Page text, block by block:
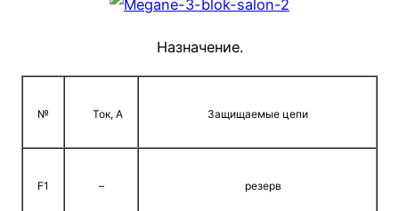
Назначение.
№ Ток, А Защищаемые цепи
F1 – резерв